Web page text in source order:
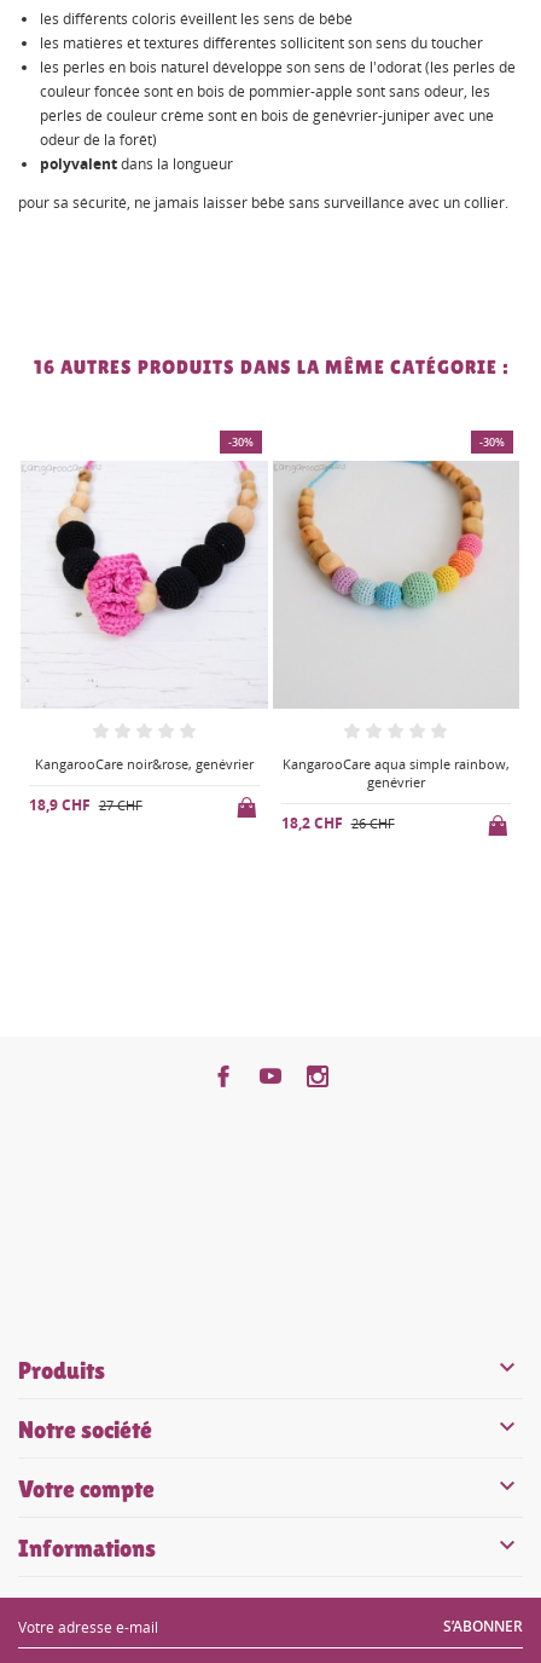
les différents coloris éveillent les sens de bébé
les matières et textures différentes sollicitent son sens du toucher
les perles en bois naturel développe son sens de l'odorat (les perles de
couleur foncée sont en bois de pommier-apple sont sans odeur, les
perles de couleur crème sont en bois de genévrier-juniper avec une
odeur de la forêt)
polyvalentdans la longueur
pour sa sécurité, ne jamais laisser bébé sans surveillance avec un collier.
16 AUTRES PRODUITS DANS LA MÊME CATÉGORIE :
-30%
KangarooCare aqua simple rainbow,
-30%
KangarooCare purple & greys,
genévrier
22,4 CHF 32 CHF
Produits 
Notre société 
Votre compte 
Informations 
S’ABONNER